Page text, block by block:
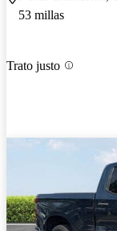
53 millas
Trato justo